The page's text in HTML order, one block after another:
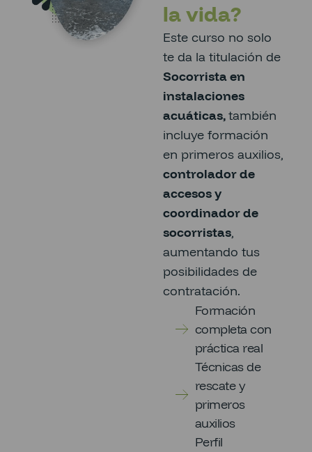
la vida?
Este curso no solo
te da la titulación de
Socorrista en
instalaciones
acuáticas,también
incluye formación
en primeros auxilios,
controlador de
accesos y
coordinador de
socorristas,
aumentando tus
posibilidades de
contratación.
Formación
completa con
práctica real
Técnicas de
rescate y
primeros
auxilios
Perfil